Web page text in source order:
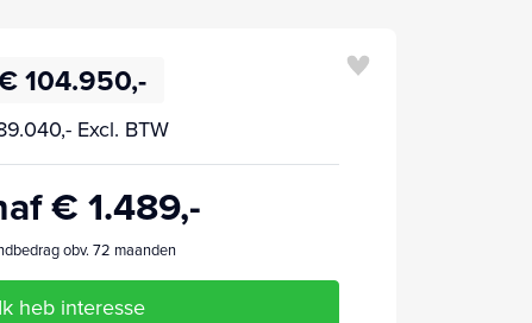
104.950,-
Excl. BTW
€ 1.489,-
obv. 72 maanden
Ik heb interesse